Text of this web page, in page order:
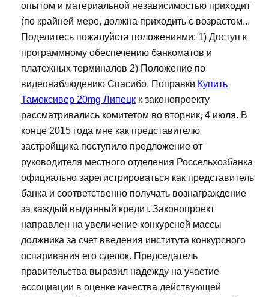
опытом и материальной независимостью приходит
(по крайней мере, должна приходить с возрастом...
Поделитесь пожалуйста положениями: 1) Доступ к
программному обеспечению банкоматов и
платежных терминалов 2) Положение по
видеонаблюдению Спасибо. Поправки Купить
Тамоксивер 20mg Липецк к законопроекту
рассматривались комитетом во вторник, 4 июля. В
конце 2015 года мне как представителю
застройщика поступило предложение от
руководителя местного отделения Россельхозбанка
официально зарегистрироваться как представитель
банка и соответственно получать вознаграждение
за каждый выданный кредит. Законопроект
направлен на увеличение конкурсной массы
должника за счет введения института конкурсного
оспаривания его сделок. Председатель
правительства выразил надежду на участие
ассоциации в оценке качества действующей